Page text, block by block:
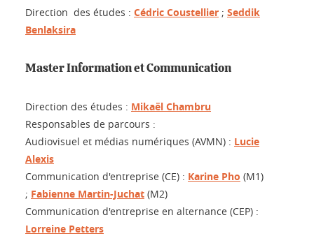
Direction des études : Cédric Coustellier ; Seddik
Benlaksira
Master Information et Communication
Direction des études : Mikaël Chambru
Responsables de parcours :
Audiovisuel et médias numériques (AVMN) : Lucie
Alexis
Communication d'entreprise (CE) : Karine Pho (M1)
; Fabienne Martin-Juchat (M2)
Communication d'entreprise en alternance (CEP) :
Lorreine Petters